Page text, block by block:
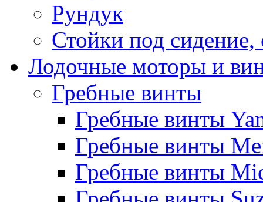
Рундук
Стойки под
Лодочные моторы и
Гребные винты
Гребные винты
Гребные винты
Гребные винты